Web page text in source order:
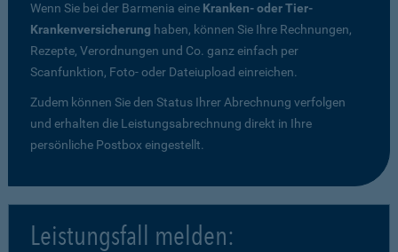
Wenn Sie bei der Barmenia eine Kranken- oder Tier-
Krankenversicherung haben, können Sie Ihre Rechnungen,
Rezepte, Verordnungen und Co. ganz einfach per
Scanfunktion, Foto- oder Dateiupload einreichen.
Zudem können Sie den Status Ihrer Abrechnung verfolgen
und erhalten die Leistungsabrechnung direkt in Ihre
persönliche Postbox eingestellt.
Leistungsfall melden: